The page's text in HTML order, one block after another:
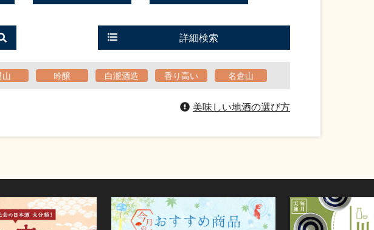
詳細検索
山 吟醸 白瀧酒造 香り高い 名倉山
美味しい地酒の選び方